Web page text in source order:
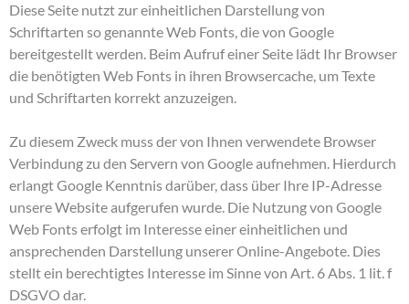
Diese Seite nutzt zur einheitlichen Darstellung von
Schriftarten so genannte Web Fonts, die von Google
bereitgestellt werden. Beim Aufruf einer Seite lädt Ihr Browser
die benötigten Web Fonts in ihren Browsercache, um Texte
und Schriftarten korrekt anzuzeigen.
Zu diesem Zweck muss der von Ihnen verwendete Browser
Verbindung zu den Servern von Google aufnehmen. Hierdurch
erlangt Google Kenntnis darüber, dass über Ihre IP-Adresse
unsere Website aufgerufen wurde. Die Nutzung von Google
Web Fonts erfolgt im Interesse einer einheitlichen und
ansprechenden Darstellung unserer Online-Angebote. Dies
stellt ein berechtigtes Interesse im Sinne von Art. 6 Abs. 1 lit. f
DSGVO dar.